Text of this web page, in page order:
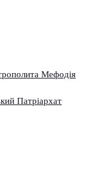
Мефодія
Патріархат